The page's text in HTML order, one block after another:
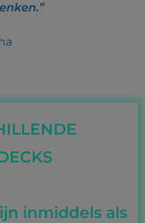
inmiddels als